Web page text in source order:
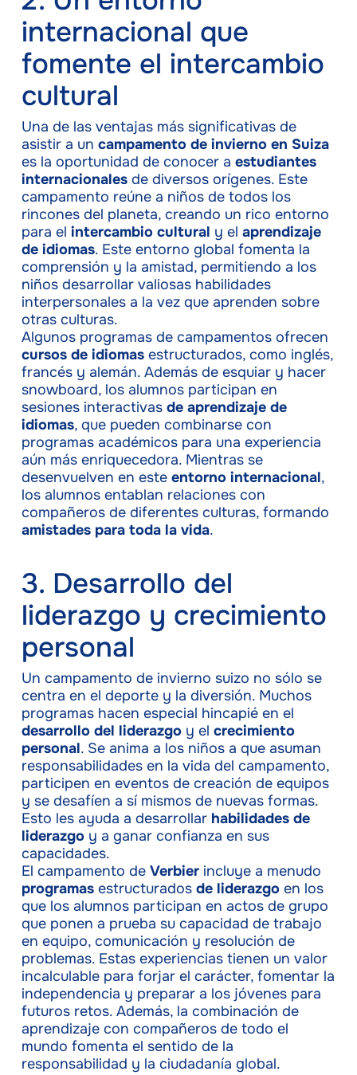
internacional que
fomente el intercambio
cultural
Una de las ventajas más significativas de
asistir a un campamento de invierno en Suiza
es la oportunidad de conocer a estudiantes
internacionalesde diversos orígenes. Este
campamento reúne a niños de todos los
rincones del planeta, creando un rico entorno
para el intercambio cultural y el aprendizaje
de idiomas. Este entorno global fomenta la
comprensión y la amistad, permitiendo a los
niños desarrollar valiosas habilidades
interpersonales a la vez que aprenden sobre
otras culturas.
Algunos programas de campamentos ofrecen
cursos de idiomasestructurados, como inglés,
francés y alemán. Además de esquiar y hacer
snowboard, los alumnos participan en
sesiones interactivas de aprendizaje de
idiomas, que pueden combinarse con
programas académicos para una experiencia
aún más enriquecedora. Mientras se
desenvuelven en este entorno internacional,
los alumnos entablan relaciones con
compañeros de diferentes culturas, formando
amistades para toda la vida.
3. Desarrollo del
liderazgo y crecimiento
personal
Un campamento de invierno suizo no sólo se
centra en el deporte y la diversión. Muchos
programas hacen especial hincapié en el
desarrollo del liderazgoy el crecimiento
personal. Se anima a los niños a que asuman
responsabilidades en la vida del campamento,
participen en eventos de creación de equipos
y se desafíen a sí mismos de nuevas formas.
Esto les ayuda a desarrollar habilidades de
liderazgoy a ganar confianza en sus
capacidades.
El campamento de Verbierincluye a menudo
programasestructurados de liderazgoen los
que los alumnos participan en actos de grupo
que ponen a prueba su capacidad de trabajo
en equipo, comunicación y resolución de
problemas. Estas experiencias tienen un valor
incalculable para forjar el carácter, fomentar la
independencia y preparar a los jóvenes para
futuros retos. Además, la combinación de
aprendizaje con compañeros de todo el
mundo fomenta el sentido de la
responsabilidad y la ciudadanía global.